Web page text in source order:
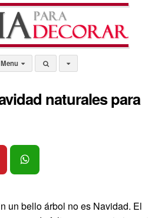
Menu
naturales para
un bello árbol no es Navidad. El